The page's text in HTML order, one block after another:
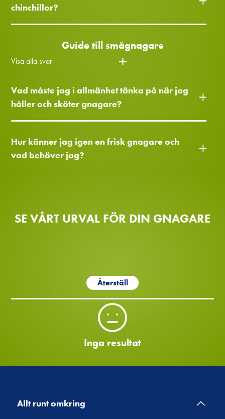
chinchillor?
Guide till smågnagare
Visa alla svar
Vad måste jag i allmänhet tänka på när jag
håller och sköter gnagare?
Hur känner jag igen en frisk gnagare och
vad behöver jag?
SE VÅRT URVAL FÖR DIN GNAGARE
Återställ
Inga resultat
Allt runt omkring